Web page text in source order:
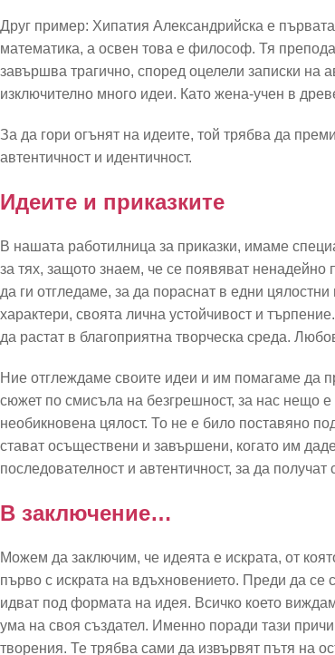
Друг пример: Хипатия Александрийска е
математика, а освен това е философ. Тя
завършва трагично, според оцелели записки на
изключително много идеи. Като жена-учен в
За да гори огънят на идеите, той трябва да
автентичност и идентичност.
Идеите и приказките
В нашата работилница за приказки, имаме
за тях, защото знаем, че се появяват
да ги отгледаме, за да пораснат в едни
характери, своята лична устойчивост и
да растат в благоприятна творческа среда.
Ние отглеждаме своите идеи и им помагаме да
сюжет по смисъла на безгрешност, за нас нещо
необикновена цялост. То не е било поставяно
стават осъществени и завършени, когато им
последователност и автентичност, за да
В заключение…
Можем да заключим, че идеята е искрата, от
първо с искрата на вдъхновението. Преди да се
идват под формата на идея. Всичко което
ума на своя създател. Именно поради тази
творения. Те трябва сами да извървят пътя на